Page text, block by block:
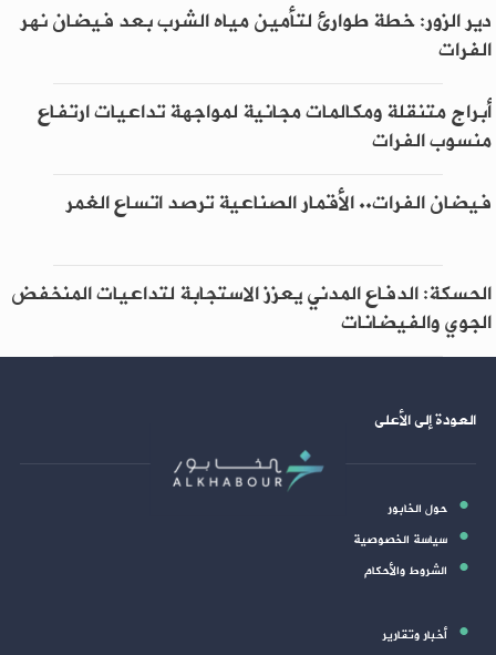
دير الزور: خطة طوارئ لتأمين مياه الشرب بعد فيضان نهر
الفرات
أبراج متنقلة ومكالمات مجانية لمواجهة تداعيات ارتفاع
منسوب الفرات
فيضان الفرات.. الأقمار الصناعية ترصد اتساع الغمر
الحسكة: الدفاع المدني يعزز الاستجابة لتداعيات المنخفض
الجوي والفيضانات
العودة إلى الأعلى
حول الخابور
سياسة الخصوصية
الشروط والأحكام
أخبار وتقارير